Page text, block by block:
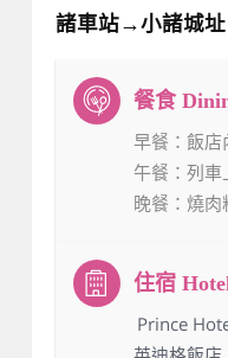
諸車站→小諸城
早餐 ：飯
午餐 ：列
晚餐 ：燒
：Prince